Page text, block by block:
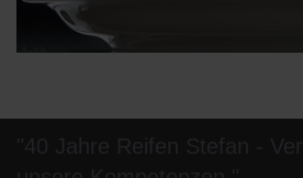
"40 Jahre Reifen Stefan -